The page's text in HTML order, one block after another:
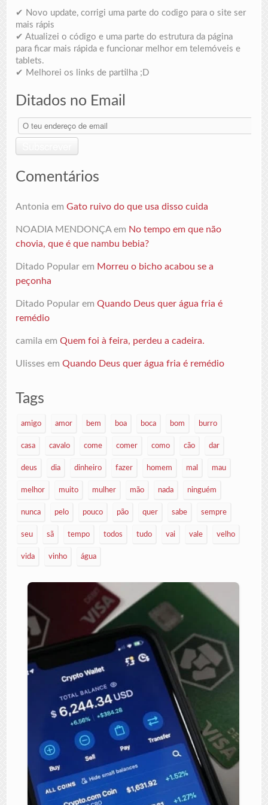
✔ Novo update, corrigi uma parte do codigo para o site ser
mais rápis
✔ Atualizei o código e uma parte do estrutura da página
para ficar mais rápida e funcionar melhor em telemóveis e
tablets.
✔ Melhorei os links de partilha ;D
Ditados no Email
O
teu
de
email
Comentários
Antonia emGato ruivo do que usa disso cuida
NOADIA MENDONÇAem No tempo em que não
chovia, que é que nambu bebia?
Ditado Popular em Morreu o bicho acabou se a
peçonha
Ditado Popular emQuando Deus quer água fria é
remédio
camila emQuem foi à feira, perdeu a cadeira.
Ulisses emQuando Deus quer água fria é remédio
Tags
amigo amor bem boa boca bom burro
casa cavalo come comer como cão dar
deus dia dinheiro fazer homem mal mau
melhor muito mulher mão nada ninguém
nunca pelo pouco pão quer sabe sempre
seu sã tempo todos tudo vai vale velho
vida vinho água